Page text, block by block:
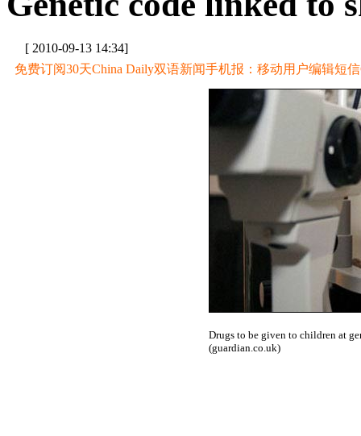
[ 2010-09-13 14:34]
免费订阅30天China Daily双语新闻手机报：移动用户编辑短信
Drugs to be given to children at
(guardian.co.uk)